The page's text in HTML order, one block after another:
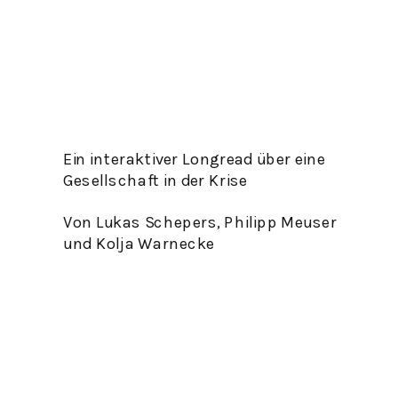
Ein interaktiver Longread über eine
Gesellschaft in der Krise
Von Lukas Schepers, Philipp Meuser
und Kolja Warnecke